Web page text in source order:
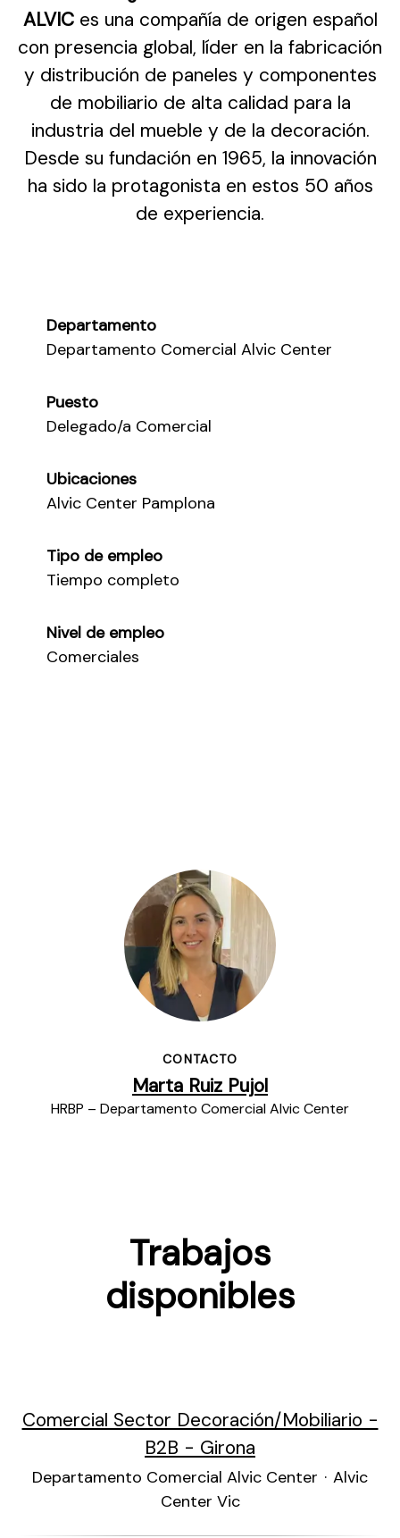
ALVICes una compañía de origen español
con presencia global, líder en la fabricación
y distribución de paneles y componentes
de mobiliario de alta calidad para la
industria del mueble y de la decoración.
Desde su fundación en 1965, la innovación
ha sido la protagonista en estos 50 años
de experiencia.
Departamento
Departamento Comercial Alvic Center
Puesto
Delegado/a Comercial
Ubicaciones
Alvic Center Pamplona
Tipo de empleo
Tiempo completo
Nivel de empleo
Comerciales
CONTACTO
Marta Ruiz Pujol
HRBP – Departamento Comercial Alvic Center
Trabajos
disponibles
Comercial Sector Decoración/Mobiliario -
B2B - Girona
Departamento Comercial Alvic Center · Alvic
Center Vic